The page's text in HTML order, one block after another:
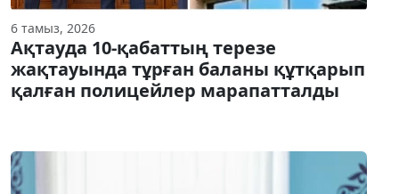
6 тамыз, 2026
Ақтауда 10-қабаттың терезе
жақтауында тұрған баланы құтқарып
қалған полицейлер марапатталды